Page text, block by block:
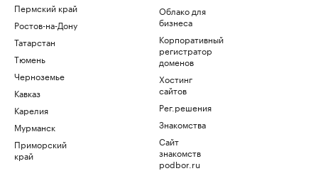
Пермский край
Ростов-на-Дону
Татарстан
Тюмень
Черноземье
Кавказ
Карелия
Мурманск
Приморский
край
Облако для
бизнеса
Корпоративный
регистратор
доменов
Хостинг
сайтов
Рег.решения
Знакомства
Сайт
знакомств
podbor.ru